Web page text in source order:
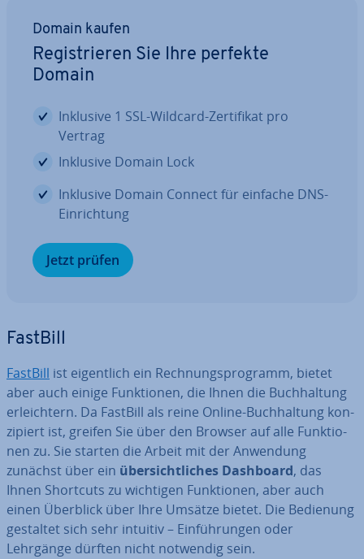
Domain kaufen
Re­gis­trie­ren Sie Ihre perfekte
Domain
Inklusive 1 SSL-Wildcard-Zer­ti­fi­kat pro
Vertrag
Inklusive Domain Lock
Inklusive Domain Connect für einfache DNS-
Ein­rich­tung
Jetzt prüfen
FastBill
FastBill ist ei­gent­lich ein Rech­nungs­pro­gramm, bietet
aber auch einige Funk­tio­nen, die Ihnen die Buch­hal­tung
er­leich­tern. Da FastBill als reine Online-Buch­hal­tung kon­
zi­piert ist, greifen Sie über den Browser auf alle Funk­tio­
nen zu. Sie starten die Arbeit mit der Anwendung
zunächst über ein über­sicht­li­ches Dashboard, das
Ihnen Shortcuts zu wichtigen Funk­tio­nen, aber auch
einen Überblick über Ihre Umsätze bietet. Die Bedienung
gestaltet sich sehr intuitiv – Ein­füh­run­gen oder
Lehrgänge dürften nicht notwendig sein.